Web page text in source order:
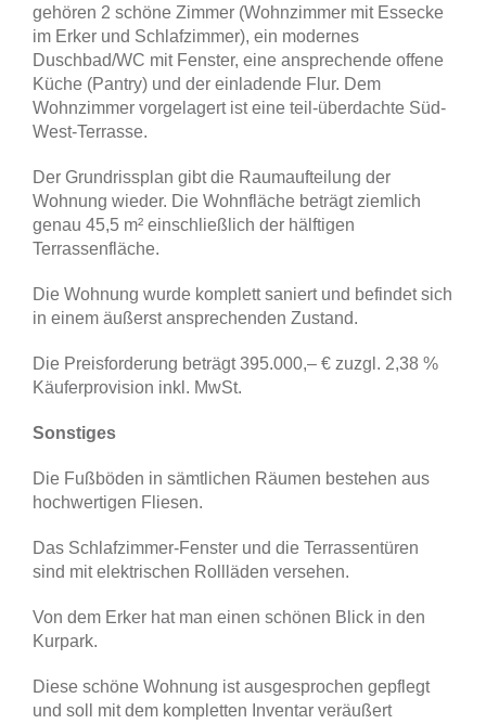
gehören 2 schöne Zimmer (Wohnzimmer mit Essecke
im Erker und Schlafzimmer), ein modernes
Duschbad/WC mit Fenster, eine ansprechende offene
Küche (Pantry) und der einladende Flur. Dem
Wohnzimmer vorgelagert ist eine teil-überdachte Süd-
West-Terrasse.
Der Grundrissplan gibt die Raumaufteilung der
Wohnung wieder. Die Wohnfläche beträgt ziemlich
genau 45,5 m² einschließlich der hälftigen
Terrassenfläche.
Die Wohnung wurde komplett saniert und befindet sich
in einem äußerst ansprechenden Zustand.
Die Preisforderung beträgt 395.000,– € zuzgl. 2,38 %
Käuferprovision inkl. MwSt.
Sonstiges
Die Fußböden in sämtlichen Räumen bestehen aus
hochwertigen Fliesen.
Das Schlafzimmer-Fenster und die Terrassentüren
sind mit elektrischen Rollläden versehen.
Von dem Erker hat man einen schönen Blick in den
Kurpark.
Diese schöne Wohnung ist ausgesprochen gepflegt
und soll mit dem kompletten Inventar veräußert